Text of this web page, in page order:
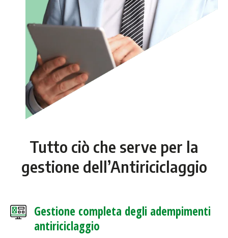
Tutto ciò che serve per la
gestione dell’Antiriciclaggio
Gestione completa degli adempimenti
antiriciclaggio